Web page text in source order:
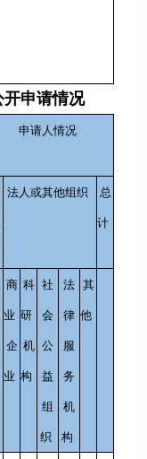
申请情况
申请人情况
法人或其他组织 总
计
商
业
企
业
科
研
机
构
社
会
公
益
组
织
法
律
服
务
机
构
其
他